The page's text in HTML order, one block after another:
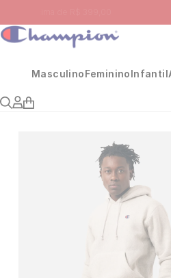
MasculinoFemininoInfantil